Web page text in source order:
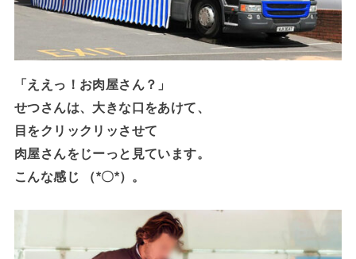
「ええっ！お肉屋さん？」
せつさんは、大きな口をあけて、
目をクリックリッさせて
肉屋さんをじーっと見ています。
こんな感じ （*〇*）。